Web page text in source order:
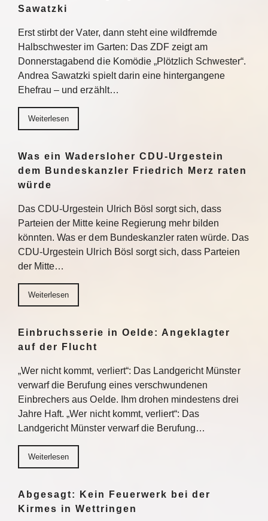
Sawatzki
Erst stirbt der Vater, dann steht eine wildfremde
Halbschwester im Garten: Das ZDF zeigt am
Donnerstagabend die Komödie „Plötzlich Schwester“.
Andrea Sawatzki spielt darin eine hintergangene
Ehefrau – und erzählt…
Weiterlesen
Was ein Wadersloher CDU-Urgestein
dem Bundeskanzler Friedrich Merz raten
würde
Das CDU-Urgestein Ulrich Bösl sorgt sich, dass
Parteien der Mitte keine Regierung mehr bilden
könnten. Was er dem Bundeskanzler raten würde. Das
CDU-Urgestein Ulrich Bösl sorgt sich, dass Parteien
der Mitte…
Weiterlesen
Einbruchsserie in Oelde: Angeklagter
auf der Flucht
„Wer nicht kommt, verliert“: Das Landgericht Münster
verwarf die Berufung eines verschwundenen
Einbrechers aus Oelde. Ihm drohen mindestens drei
Jahre Haft. „Wer nicht kommt, verliert“: Das
Landgericht Münster verwarf die Berufung…
Weiterlesen
Abgesagt: Kein Feuerwerk bei der
Kirmes in Wettringen